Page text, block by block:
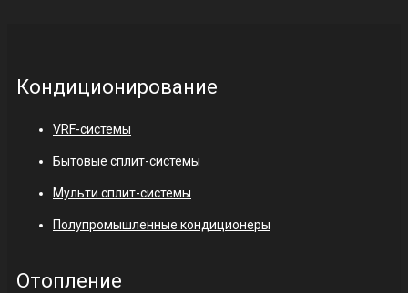
Кондиционирование
VRF-системы
Бытовые сплит-системы
Мульти сплит-системы
Полупромышленные кондиционеры
Отопление